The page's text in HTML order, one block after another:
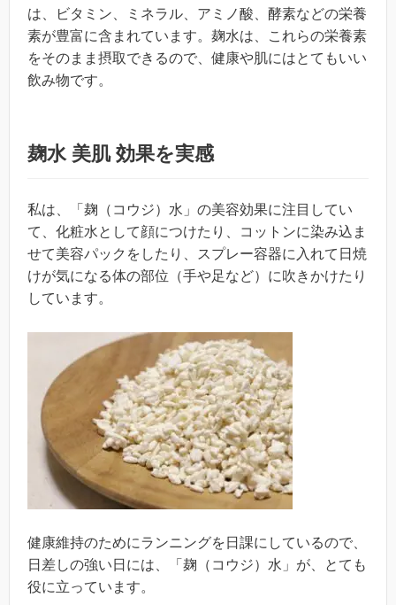
は、ビタミン、ミネラル、アミノ酸、酵素などの栄養
素が豊富に含まれています。麹水は、これらの栄養素
をそのまま摂取できるので、健康や肌にはとてもいい
飲み物です。
麹水 美肌 効果を実感
私は、「麹（コウジ）水」の美容効果に注目してい
て、化粧水として顔につけたり、コットンに染み込ま
せて美容パックをしたり、スプレー容器に入れて日焼
けが気になる体の部位（手や足など）に吹きかけたり
しています。
健康維持のためにランニングを日課にしているので、
日差しの強い日には、「麹（コウジ）水」が、とても
役に立っています。